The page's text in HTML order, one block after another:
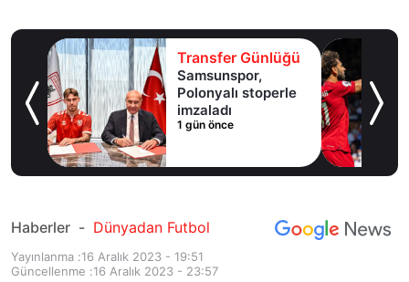
Transfer Günlüğü
Salah devreye girdi,
Trabzonspor bir
yıldızı daha bitirdi
2 gün önce
Haberler - Dünyadan Futbol
Yayınlanma :16 Aralık 2023 - 19:51
Güncellenme :16 Aralık 2023 - 23:57